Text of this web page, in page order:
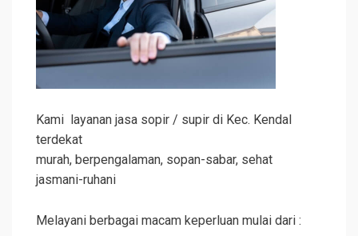
Kami layanan jasa sopir / supir di Kec. Kendal
terdekat
murah, berpengalaman, sopan-sabar, sehat
jasmani-ruhani
Melayani berbagai macam keperluan mulai dari :